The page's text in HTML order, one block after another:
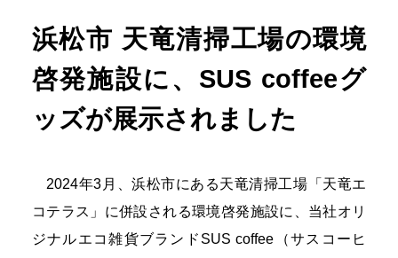
浜松市 天竜清掃工場の環境
啓発施設に、SUS coffeeグ
ッズが展示されました
2024年3月、浜松市にある天竜清掃工場「天竜エ
コテラス」に併設される環境啓発施設に、当社オリ
ジナルエコ雑貨ブランドSUS coffee（サスコーヒ